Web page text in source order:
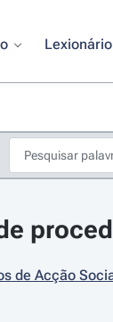
Lexionário
de Acção